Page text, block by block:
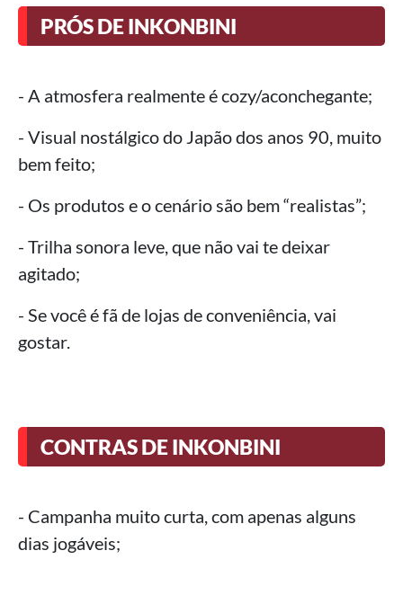
PRÓS DE INKONBINI
- A atmosfera realmente é cozy/aconchegante;
- Visual nostálgico do Japão dos anos 90, muito
bem feito;
- Os produtos e o cenário são bem “realistas”;
- Trilha sonora leve, que não vai te deixar
agitado;
- Se você é fã de lojas de conveniência, vai
gostar.
CONTRAS DE INKONBINI
- Campanha muito curta, com apenas alguns
dias jogáveis;